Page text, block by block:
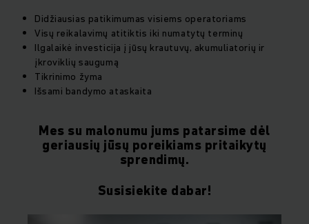
Didžiausias patikimumas visiems operatoriams
Visų reikalavimų atitiktis iki numatytų terminų
Ilgalaikė investicija į jūsų krautuvų, akumuliatorių ir
įkroviklių saugumą
Tikrinimo žyma
Išsami bandymo ataskaita
Mes su malonumu jums patarsime dėl
geriausių jūsų poreikiams pritaikytų
sprendimų.
Susisiekite dabar!